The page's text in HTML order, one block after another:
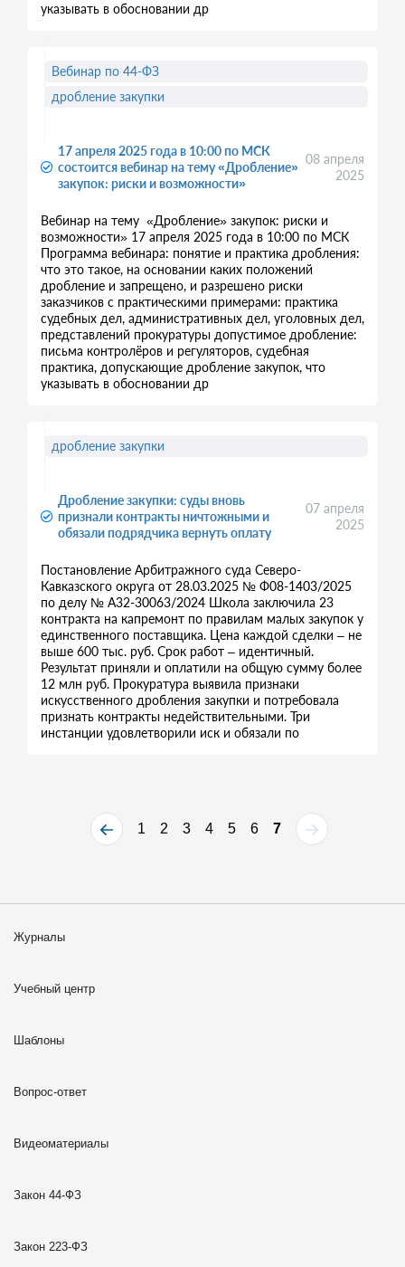
указывать в обосновании др
17 апреля 2025 года в 10:00 по МСК
состоится вебинар на тему «Дробление»
закупок: риски и возможности»
08 апреля
2025
Вебинар на тему «Дробление» закупок: риски и
возможности» 17 апреля 2025 года в 10:00 по МСК
Программа вебинара: понятие и практика дробления:
что это такое, на основании каких положений
дробление и запрещено, и разрешено риски
заказчиков с практическими примерами: практика
судебных дел, административных дел, уголовных дел,
представлений прокуратуры допустимое дробление:
письма контролёров и регуляторов, судебная
практика, допускающие дробление закупок, что
указывать в обосновании др
Вебинар по 44-ФЗ
дробление закупки
Дробление закупки: суды вновь
признали контракты ничтожными и
обязали подрядчика вернуть оплату
07 апреля
2025
Постановление Арбитражного суда Северо-
Кавказского округа от 28.03.2025 № Ф08-1403/2025
по делу № А32-30063/2024 Школа заключила 23
контракта на капремонт по правилам малых закупок у
единственного поставщика. Цена каждой сделки – не
выше 600 тыс. руб. Срок работ – идентичный.
Результат приняли и оплатили на общую сумму более
12 млн руб. Прокуратура выявила признаки
искусственного дробления закупки и потребовала
признать контракты недействительными. Три
инстанции удовлетворили иск и обязали по
дробление закупки
1 2 3 4 5 6 7
Журналы
Учебный центр
Шаблоны
Вопрос-ответ
Видеоматериалы
Закон 44-ФЗ
Закон 223-ФЗ